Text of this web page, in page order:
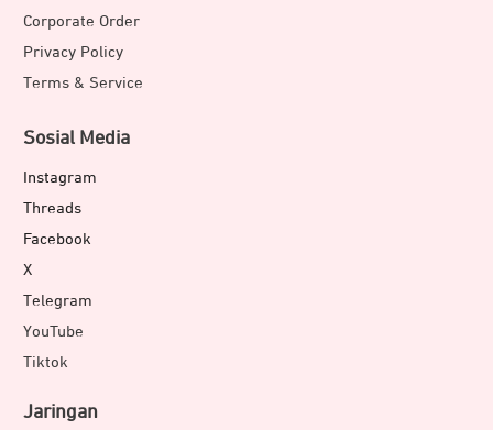
Corporate Order
Privacy Policy
Terms & Service
Sosial Media
Instagram
Threads
Facebook
X
Telegram
YouTube
Tiktok
Jaringan